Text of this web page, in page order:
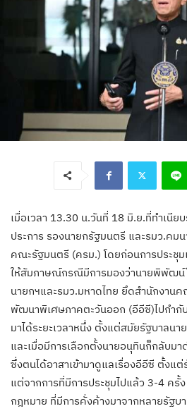
เมื่อเวลา 13.30 น.วันที่ 18 มิ.ย.ที่ทำเนี
ประการ รองนายกรัฐมนตรี และรมว.คมน
คณะรัฐมนตรี (ครม.) โดยก่อนการประชุ
ให้สัมภาษณ์กรณีมีการมองว่านายพิพัฒน์
นายกฯและรมว.มหาดไทย ยึดสำนักงานค
พัฒนาพิเศษภาคตะวันออก (อีอีซี)ไปกำกั
มาได้ระยะเวลาหนึ่ง ตั้งแต่สมัยรัฐบาลนา
และเมื่อมีการเลือกตั้งนายอนุทินก็กลับม
ซึ่งตนได้อาสาเข้ามาดูแลเรื่องอีอีซี ตั้งแ
แต่จากการที่มีการประชุมไปแล้ว 3-4 ครั้ง
กฎหมาย ที่มีการคั่งค้างมาจากหลายรัฐบ